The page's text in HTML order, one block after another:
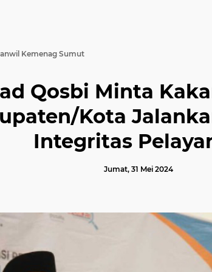
Kemenag Sumut
Qosbi Minta
Kota
Integritas
Jumat, 31 Mei 2024